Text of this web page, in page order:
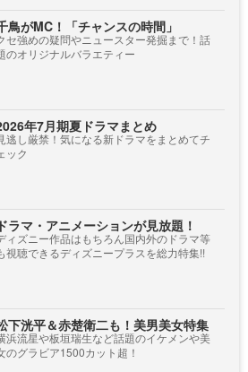
鳥がMC！「チャンスの時間」
セ強めの疑問やニュースター発掘まで！話
のオリジナルバラエティー
年7月期夏ドラマまとめ
逃し厳禁！気になる新ドラマをまとめてチ
ック
ドラマ・アニメーションが見放題！
ィズニー作品はもちろん国内外のドラマ等
視聴できるディズニープラスを総力特集!!
下洸平＆赤楚衛二も！美男美女特集
浜流星や板垣瑞生など話題のイケメンや美
のグラビア1500カット超！